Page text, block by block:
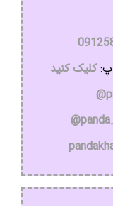
کلیک کنید